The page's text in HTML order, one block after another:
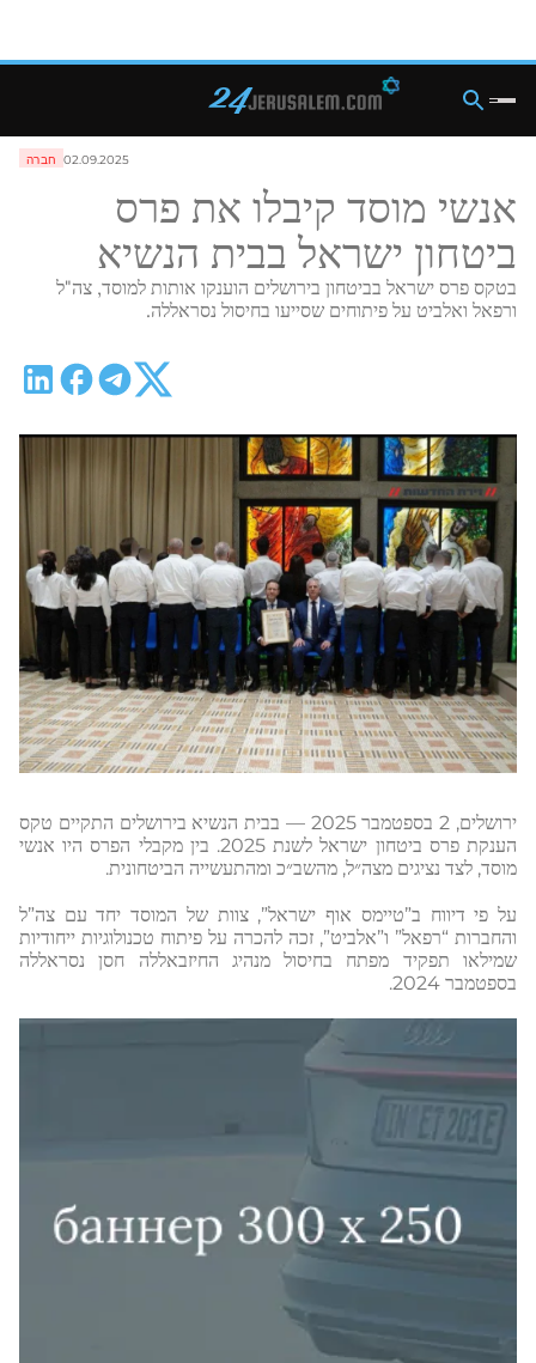
חברה 02.09.2025
אנשי מוסד קיבלו את פרס
ביטחון ישראל בבית הנשיא
בטקס פרס ישראל בביטחון בירושלים הוענקו אותות למוסד, צה"ל
ורפאל ואלביט על פיתוחים שסייעו בחיסול נסראללה.
ירושלים, 2 בספטמבר 2025 — בבית הנשיא בירושלים התקיים טקס
הענקת פרס ביטחון ישראל לשנת 2025. בין מקבלי הפרס היו אנשי
מוסד, לצד נציגים מצה״ל, מהשב״כ ומהתעשייה הביטחונית.
על פי דיווח ב”טיימס אוף ישראל”, צוות של המוסד יחד עם צה”ל
והחברות “רפאל” ו”אלביט”, זכה להכרה על פיתוח טכנולוגיות ייחודיות
שמילאו תפקיד מפתח בחיסול מנהיג החיזבאללה חסן נסראללה
בספטמבר 2024.